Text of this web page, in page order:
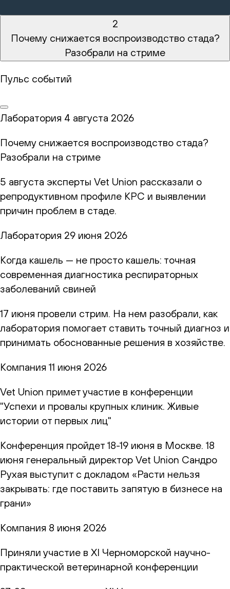
2
Почему снижается воспроизводство стада?
Разобрали на стриме
Пульс событий
Лаборатория 4 августа 2026
Почему снижается воспроизводство стада?
Разобрали на стриме
5 августа эксперты Vet Union рассказали о
репродуктивном профиле КРС и выявлении
причин проблем в стаде.
Лаборатория 29 июня 2026
Когда кашель — не просто кашель: точная
современная диагностика респираторных
заболеваний свиней
17 июня провели стрим. На нем разобрали, как
лаборатория помогает ставить точный диагноз и
принимать обоснованные решения в хозяйстве.
Компания 11 июня 2026
Vet Union примет участие в конференции
"Успехи и провалы крупных клиник. Живые
истории от первых лиц"
Конференция пройдет 18-19 июня в Москве. 18
июня генеральный директор Vet Union Сандро
Рухая выступит с докладом «Расти нельзя
закрывать: где поставить запятую в бизнесе на
грани»
Компания 8 июня 2026
Приняли участие в XI Черноморской научно-
практической ветеринарной конференции